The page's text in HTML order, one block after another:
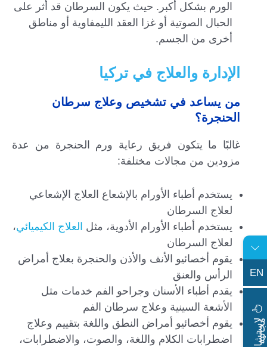
الورم بشكل أكبر. حيث يكون السرطان قد أثر على
الحبال الصوتية أو غزا العقد الليمفاوية أو مناطق
أخرى من الجسم.
الإدارة والعلاج في تركيا
من يساعد في تشخيص وعلاج سرطان
الحنجرة؟
غالبًا ما يتكون فريق رعاية ورم الحنجرة من عدة
مزودين من مجالات مختلفة:
يستخدم أطباء الأورام بالإشعاع العلاج الإشعاعي
لعلاج السرطان
يستخدم أطباء الأورام الأدوية، مثل العلاج الكيميائي،
لعلاج السرطان
يقوم أخصائيو الأنف والأذن والحنجرة بعلاج أمراض
الرأس والعنق
يقدم أطباء الأسنان وجراحو الفم خدمات مثل
الأشعة السينية وعلاج سرطان الفم
يقوم أخصائيو أمراض النطق واللغة بتقييم وعلاج
اضطرابات الكلام واللغة، والصوت، والاضطرابات،
EN
ل
ا
س
ت
ش
ا
ر
ة
م
ج
ا
ن
ي
ة